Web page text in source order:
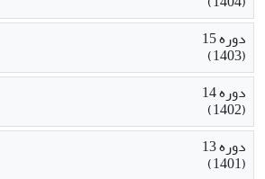
دوره 15
(1403)
دوره 14
(1402)
دوره 13
(1401)